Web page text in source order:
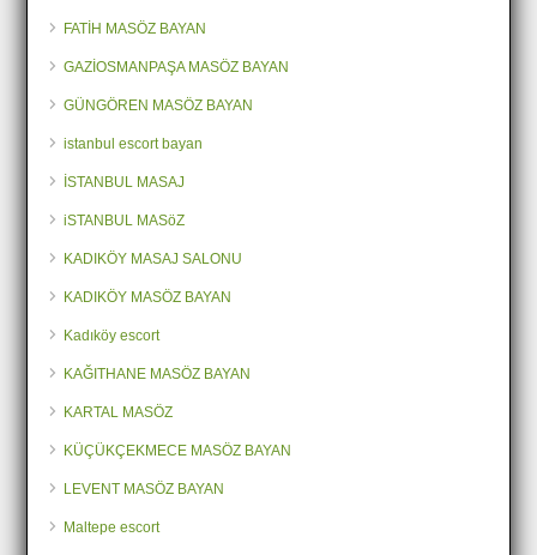
FATİH MASÖZ BAYAN
GAZİOSMANPAŞA MASÖZ BAYAN
GÜNGÖREN MASÖZ BAYAN
istanbul escort bayan
İSTANBUL MASAJ
iSTANBUL MASöZ
KADIKÖY MASAJ SALONU
KADIKÖY MASÖZ BAYAN
Kadıköy escort
KAĞITHANE MASÖZ BAYAN
KARTAL MASÖZ
KÜÇÜKÇEKMECE MASÖZ BAYAN
LEVENT MASÖZ BAYAN
Maltepe escort